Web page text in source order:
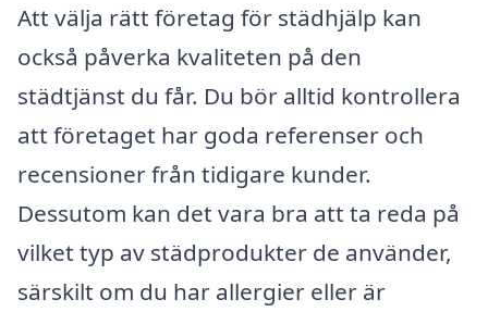
Att välja rätt företag för städhjälp kan
också påverka kvaliteten på den
städtjänst du får. Du bör alltid kontrollera
att företaget har goda referenser och
recensioner från tidigare kunder.
Dessutom kan det vara bra att ta reda på
vilket typ av städprodukter de använder,
särskilt om du har allergier eller är